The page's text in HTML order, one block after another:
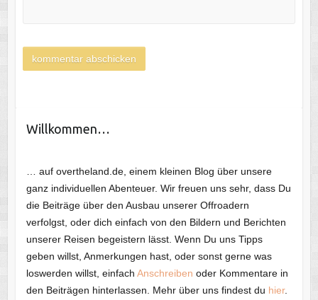
Willkommen…
… auf overtheland.de, einem kleinen Blog über unsere
ganz individuellen Abenteuer. Wir freuen uns sehr, dass Du
die Beiträge über den Ausbau unserer Offroadern
verfolgst, oder dich einfach von den Bildern und Berichten
unserer Reisen begeistern lässt. Wenn Du uns Tipps
geben willst, Anmerkungen hast, oder sonst gerne was
loswerden willst, einfach Anschreiben oder Kommentare in
den Beiträgen hinterlassen. Mehr über uns findest du hier.